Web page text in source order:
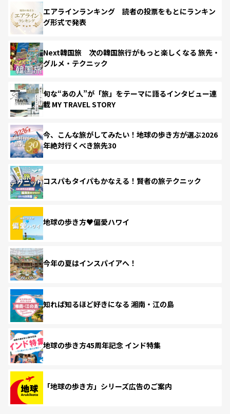
エアラインランキング 読者の投票をもとにランキン
グ形式で発表
Next韓国旅 次の韓国旅行がもっと楽しくなる 旅先・
グルメ・テクニック
旬な“あの人”が「旅」をテーマに語るインタビュー連
載 MY TRAVEL STORY
今、こんな旅がしてみたい！地球の歩き方が選ぶ2026
年絶対行くべき旅先30
コスパもタイパもかなえる！賢者の旅テクニック
地球の歩き方♥偏愛ハワイ
今年の夏はインスパイアへ！
知れば知るほど好きになる 湘南・江の島
地球の歩き方45周年記念 インド特集
「地球の歩き方」シリーズ広告のご案内